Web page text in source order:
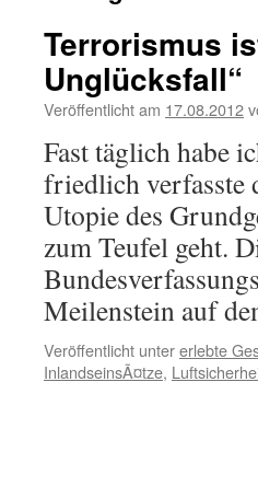
Terrorismus
Unglücksfall“
Veröffentlicht am 17.08.2012
Fast täglich habe
friedlich verfasste
Utopie des
zum Teufel geht.
Meilenstein auf
Veröffentlicht untererlebte
InlandseinsÃ¤tze,